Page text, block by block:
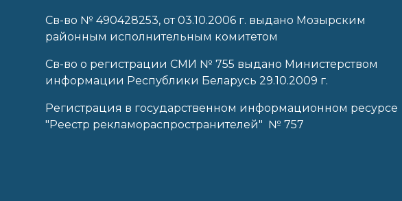
Cв-во № 490428253, от 03.10.2006 г. выдано Мозырским
районным исполнительным комитетом
Св-во о регистрации СМИ № 755 выдано Министерством
информации Республики Беларусь 29.10.2009 г.
Регистрация в государственном информационном ресурсе
"Реестр рекламораспространителей" № 757